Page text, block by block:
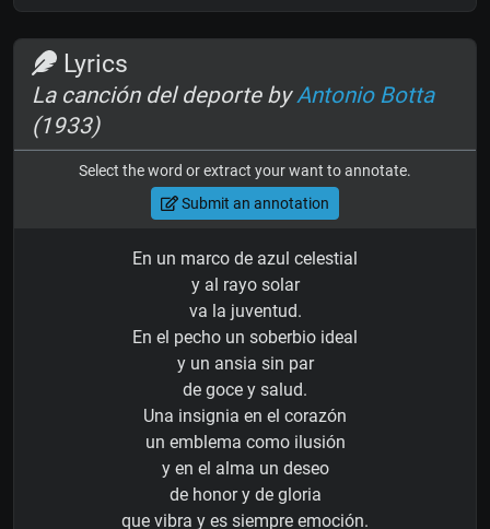
Lyrics
La canción del deporte byAntonio Botta
(1933)
Select the word or extract your want to annotate.
Submit an annotation
En un marco de azul celestial
y al rayo solar
va la juventud.
En el pecho un soberbio ideal
y un ansia sin par
de goce y salud.
Una insignia en el corazón
un emblema como ilusión
y en el alma un deseo
de honor y de gloria
que vibra y es siempre emoción.